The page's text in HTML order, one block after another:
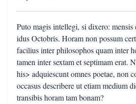
Puto magis intellegi, si dixero:
idus Octobris. Horam non possum
facilius inter philosophos quam inter
tamen inter sextam et septimam erat.
his> adquiescunt omnes poetae, non
occasus describere ut etiam medium
transibis horam tam bonam?